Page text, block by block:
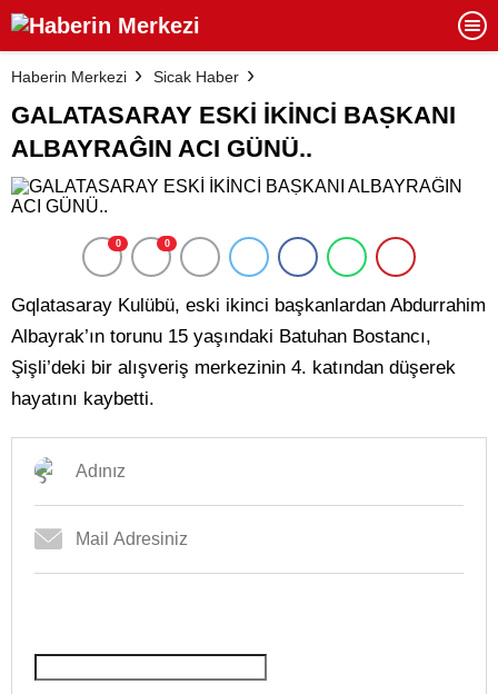
Haberin Merkezi Sicak Haber
GALATASARAY ESKİ İKİNCİ BAṢKANI
ALBAYRAĜIN ACI GÜNÜ..
0 0
Gqlatasaray Kulübü, eski ikinci başkanlardan Abdurrahim
Albayrak’ın torunu 15 yaşındaki Batuhan Bostancı,
Şişli’deki bir alışveriş merkezinin 4. katından düşerek
hayatını kaybetti.